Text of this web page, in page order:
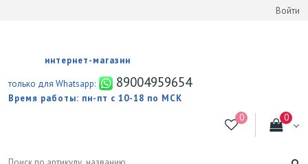
Войти
интернет-магазин
только для Whatsapp:
89004959654
Время работы: пн-пт с 10-18 по МСК